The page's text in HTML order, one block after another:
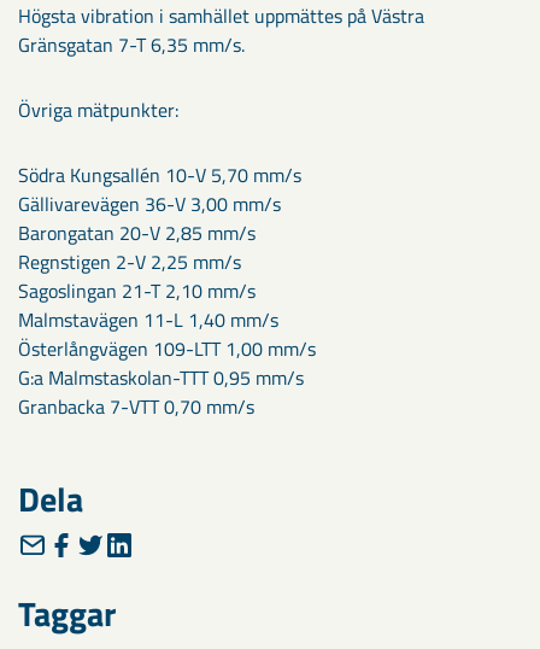
Högsta vibration i samhället uppmättes på Västra
Gränsgatan 7-T 6,35 mm/s.
Övriga mätpunkter:
Södra Kungsallén 10-V 5,70 mm/s
Gällivarevägen 36-V 3,00 mm/s
Barongatan 20-V 2,85 mm/s
Regnstigen 2-V 2,25 mm/s
Sagoslingan 21-T 2,10 mm/s
Malmstavägen 11-L 1,40 mm/s
Österlångvägen 109-LTT 1,00 mm/s
G:a Malmstaskolan-TTT 0,95 mm/s
Granbacka 7-VTT 0,70 mm/s
Dela
Taggar